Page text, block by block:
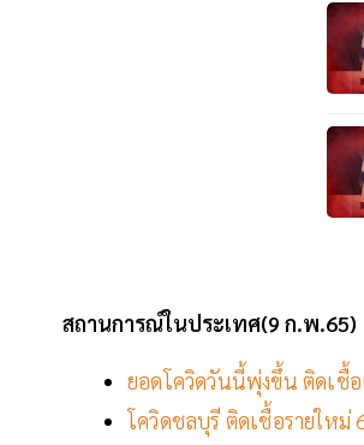
สถานการณ์ในประเทศ(9 ก.พ.65)
ยอดโควิดวันนี้พุ่งขึ้น ติดเชื้
โควิดชลบุรี ติดเชื้อรายใหม่